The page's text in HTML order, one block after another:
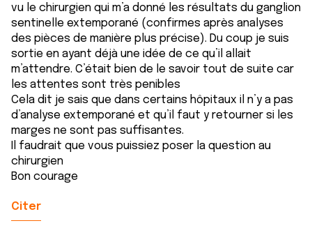
vu le chirurgien qui m’a donné les résultats du ganglion
sentinelle extemporané (confirmes après analyses
des pièces de manière plus précise). Du coup je suis
sortie en ayant déjà une idée de ce qu’il allait
m’attendre. C’était bien de le savoir tout de suite car
les attentes sont très penibles
Cela dit je sais que dans certains hôpitaux il n’y a pas
d’analyse extemporané et qu’il faut y retourner si les
marges ne sont pas suffisantes.
Il faudrait que vous puissiez poser la question au
chirurgien
Bon courage
Citer